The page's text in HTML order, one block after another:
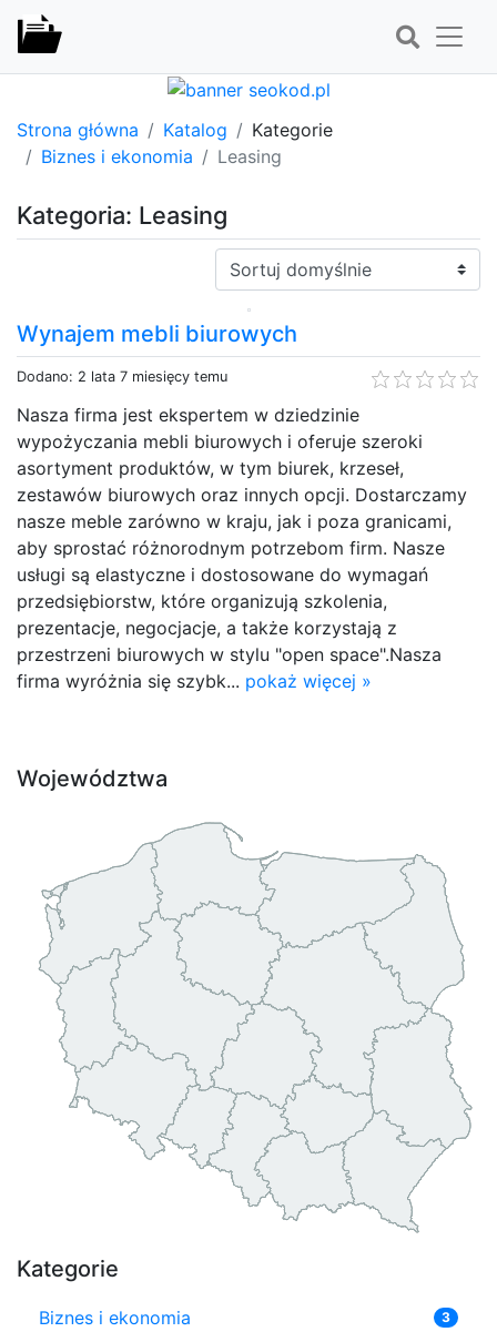
Strona główna Katalog
Kategorie
Biznes i ekonomia
Leasing
Kategoria: Leasing
Sortuj:
Wynajem mebli biurowych
Dodano: 2 lata 7 miesięcy temu
Nasza firma jest ekspertem w dziedzinie
wypożyczania mebli biurowych i oferuje szeroki
asortyment produktów, w tym biurek, krzeseł,
zestawów biurowych oraz innych opcji. Dostarczamy
nasze meble zarówno w kraju, jak i poza granicami,
aby sprostać różnorodnym potrzebom firm. Nasze
usługi są elastyczne i dostosowane do wymagań
przedsiębiorstw, które organizują szkolenia,
prezentacje, negocjacje, a także korzystają z
przestrzeni biurowych w stylu "open space".Nasza
firma wyróżnia się szybk... pokaż więcej »
Województwa
Kategorie
Biznes i ekonomia 3